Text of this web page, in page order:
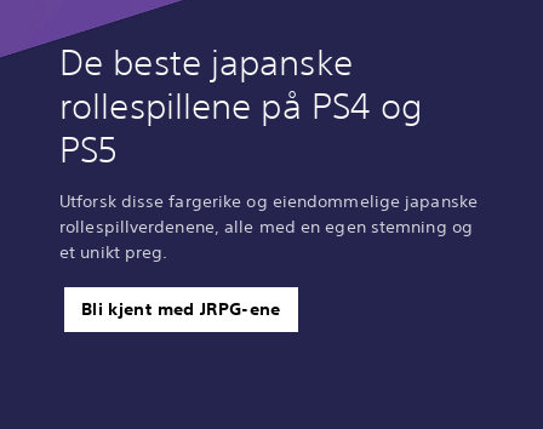
De beste japanske
rollespillene på PS4 og
PS5
Utforsk disse fargerike og eiendommelige japanske
rollespillverdenene, alle med en egen stemning og
et unikt preg.
Bli kjent med JRPG-ene